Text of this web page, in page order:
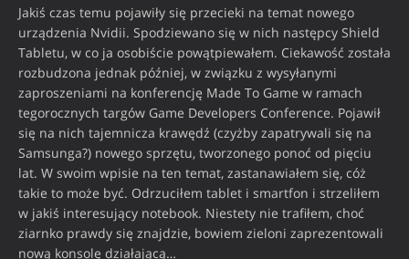
Jakiś czas temu pojawiły się przecieki na temat nowego
urządzenia Nvidii. Spodziewano się w nich następcy Shield
Tabletu, w co ja osobiście powątpiewałem. Ciekawość została
rozbudzona jednak później, w związku z wysyłanymi
zaproszeniami na konferencję Made To Game w ramach
tegorocznych targów Game Developers Conference. Pojawił
się na nich tajemnicza krawędź (czyżby zapatrywali się na
Samsunga?) nowego sprzętu, tworzonego ponoć od pięciu
lat. W swoim wpisie na ten temat, zastanawiałem się, cóż
takie to może być. Odrzuciłem tablet i smartfon i strzeliłem
w jakiś interesujący notebook. Niestety nie trafiłem, choć
ziarnko prawdy się znajdzie, bowiem zieloni zaprezentowali
nową konsolę działającą…